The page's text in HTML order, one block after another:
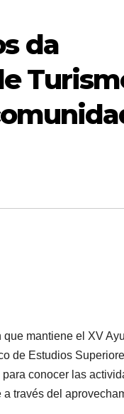
da
mantiene el XV
de Estudios
conocer las
través del